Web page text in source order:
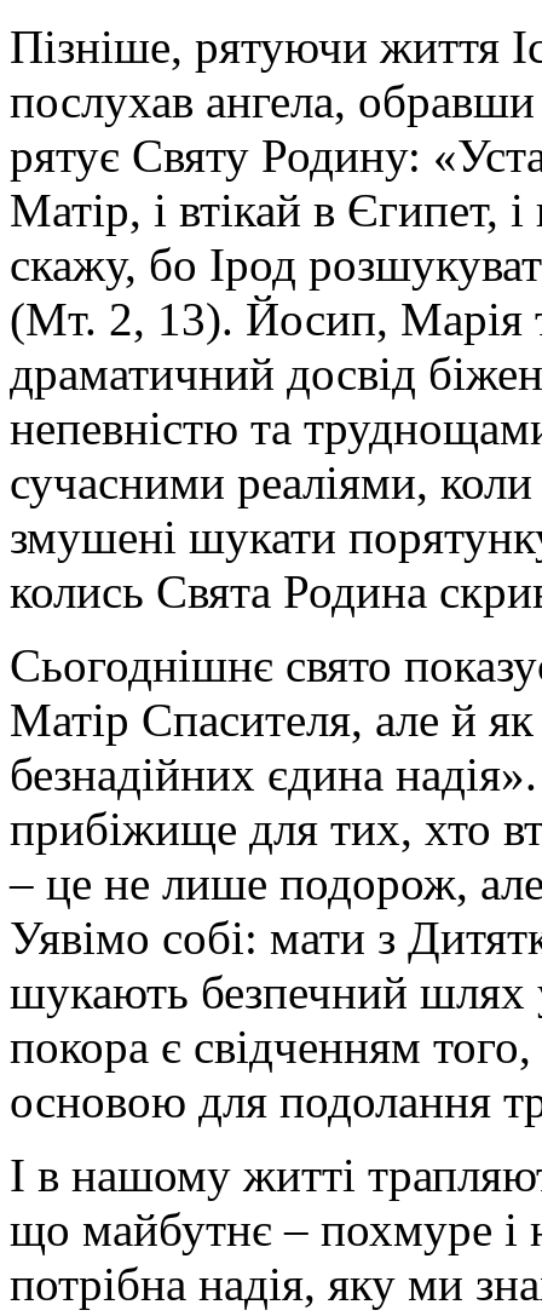
Пізніше, рятуючи життя
послухав ангела,
рятує Святу Родину:
Матір, і втікай в Єгипет,
скажу, бо Ірод
(Мт. 2, 13). Йосип, Марія
драматичний досвід
непевністю та
сучасними реаліями,
змушені шукати
колись Свята Родина
Сьогоднішнє свято
Матір Спасителя, але й
безнадійних єдина
прибіжище для тих, хто
– це не лише подорож,
Уявімо собі: мати з
шукають безпечний шлях
покора є свідченням
основою для подолання
І в нашому житті
що майбутнє – похмуре і
потрібна надія, яку ми